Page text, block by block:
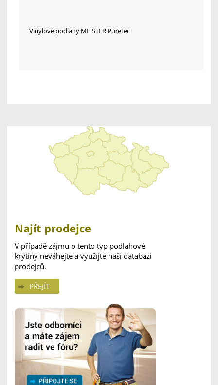
Vinylové podlahy MEISTER Puretec
Najít prodejce
V případě zájmu o tento typ podlahové
krytiny neváhejte a využijte naši databázi
prodejců.
PŘEJÍT